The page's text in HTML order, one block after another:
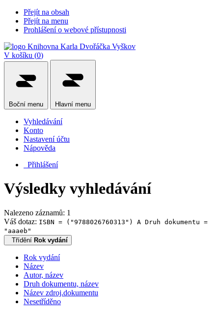
Přejít na obsah
Přejít na menu
Prohlášení o webové přístupnosti
V košíku (0)
Boční menu Hlavní menu
Vyhledávání
Konto
Nastavení účtu
Nápověda
Přihlášení
Výsledky vyhledávání
Nalezeno záznamů: 1
Váš dotaz: ISBN = ("9788026760313") A Druh dokumentu =
"aaaeb"
Třídění Rok vydání
Rok vydání
Název
Autor, název
Druh dokumentu, název
Název zdroj.dokumentu
Nesetříděno